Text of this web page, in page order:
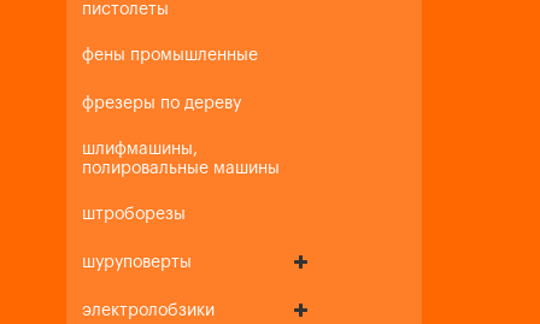
пистолеты
фены промышленные
фрезеры по дереву
шлифмашины,
полировальные машины
штроборезы
шуруповерты
электролобзики